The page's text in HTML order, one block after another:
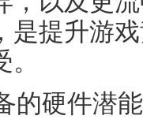
是提升游
的硬件潜能